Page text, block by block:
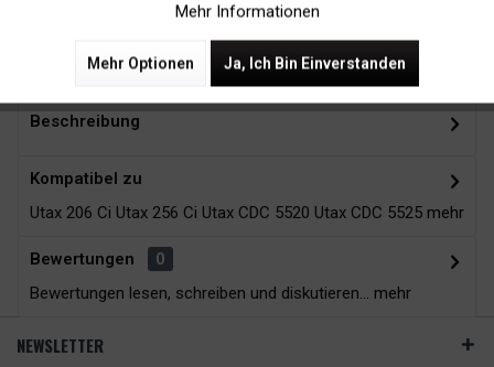
Zubehör 4
Beschreibung
Kompatibel zu
Utax 206 Ci Utax 256 Ci Utax CDC 5520 Utax CDC 5525 mehr
Bewertungen
0
Bewertungen lesen, schreiben und diskutieren... mehr
NEWSLETTER
Mehr Informationen
Mehr Optionen Ja, Ich Bin Einverstanden